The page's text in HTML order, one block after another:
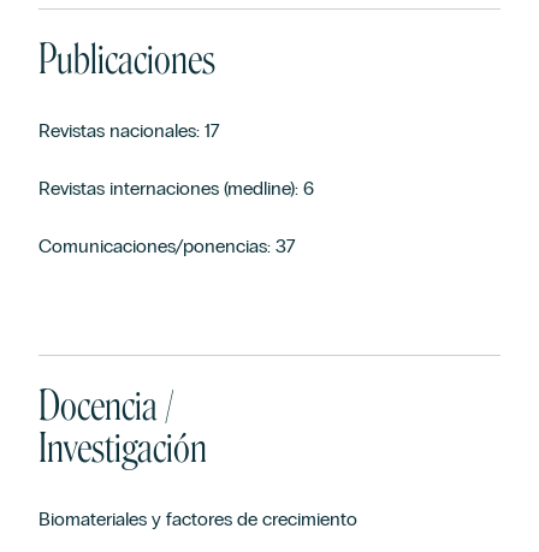
Publicaciones
Revistas nacionales: 17
Revistas internaciones (medline): 6
Comunicaciones/ponencias: 37
Docencia /
Investigación
Biomateriales y factores de crecimiento